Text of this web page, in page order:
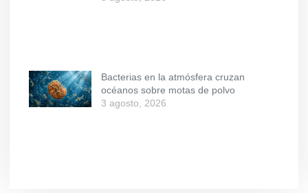
Bacterias en la atmósfera cruzan
océanos sobre motas de polvo
3 agosto, 2026